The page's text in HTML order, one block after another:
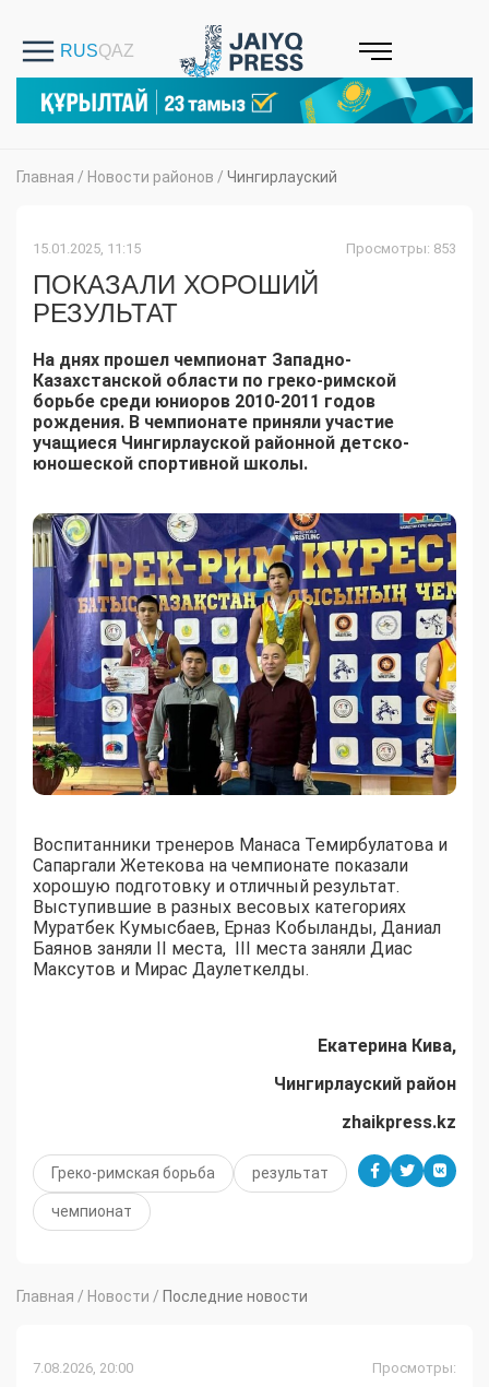
Главная / Новости районов / Чингирлауский
15.01.2025, 11:15 Просмотры: 853
ПОКАЗАЛИ ХОРОШИЙ
РЕЗУЛЬТАТ
На днях прошел чемпионат Западно-
Казахстанской области по греко-римской
борьбе среди юниоров 2010-2011 годов
рождения. В чемпионате приняли участие
учащиеся Чингирлауской районной детско-
юношеской спортивной школы.
Воспитанники тренеров Манаса Темирбулатова и
Сапаргали Жетекова на чемпионате показали
хорошую подготовку и отличный результат.
Выступившие в разных весовых категориях
Муратбек Кумысбаев, Ерназ Кобыланды, Даниал
Баянов заняли II места, ІІІ места заняли Диас
Максутов и Мирас Даулеткелды.
Екатерина Кива,
Чингирлауский район
zhaikpress.kz
Греко-римская борьба результат
чемпионат
Главная / Новости / Последние новости
7.08.2026, 20:00 Просмотры: